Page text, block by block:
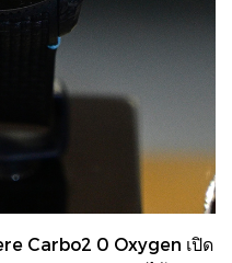
Carbo2 0 Oxygen เปิด